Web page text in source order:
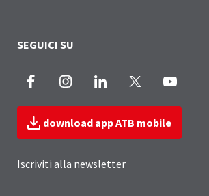
SEGUICI SU
Facebook InstagramLinkedIn
download app ATB mobile
Iscriviti alla newsletter